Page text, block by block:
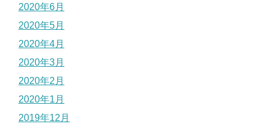
2020年6月
2020年5月
2020年4月
2020年3月
2020年2月
2020年1月
2019年12月